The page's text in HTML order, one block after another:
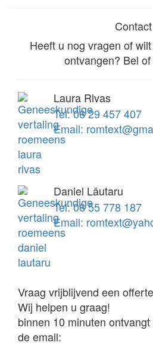
Contact
Heeft u nog vragen of
ontvangen? Bel
Laura Rivas
Tel: 06 29 457 407
Email:
Daniel Lǎutaru
Tel: 06 55 778 187
Email:
Vraag vrijblijvend een
Wij helpen u graag!
binnen 10 minuten
de email: